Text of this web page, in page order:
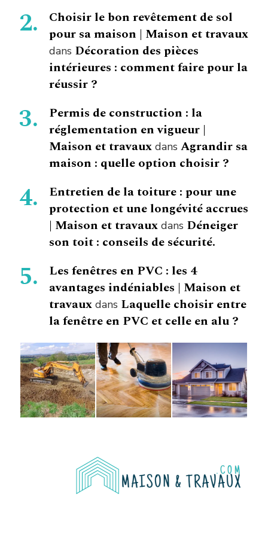
Choisir le bon revêtement de sol
pour sa maison | Maison et travaux
dans Décoration des pièces
intérieures : comment faire pour la
réussir ?
Permis de construction : la
réglementation en vigueur |
Maison et travaux dans Agrandir sa
maison : quelle option choisir ?
Entretien de la toiture : pour une
protection et une longévité accrues
| Maison et travaux dans Déneiger
son toit : conseils de sécurité.
Les fenêtres en PVC : les 4
avantages indéniables | Maison et
travaux dans Laquelle choisir entre
la fenêtre en PVC et celle en alu ?